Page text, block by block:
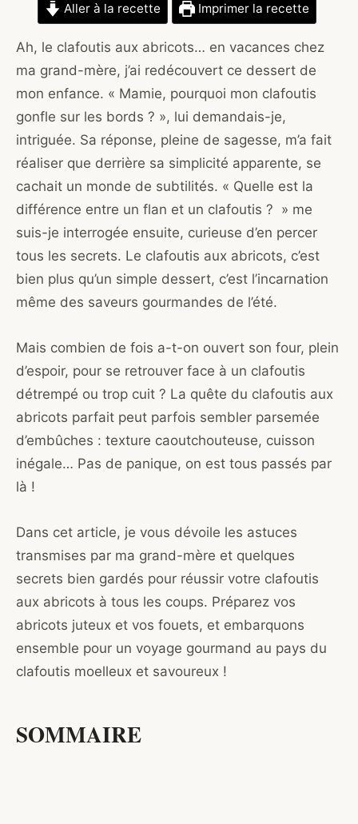
Aller à la recette Imprimer la recette
Ah, le clafoutis aux abricots… en vacances chez
ma grand-mère, j’ai redécouvert ce dessert de
mon enfance. « Mamie, pourquoi mon clafoutis
gonfle sur les bords ? », lui demandais-je,
intriguée. Sa réponse, pleine de sagesse, m’a fait
réaliser que derrière sa simplicité apparente, se
cachait un monde de subtilités. « Quelle est la
différence entre un flan et un clafoutis ? » me
suis-je interrogée ensuite, curieuse d’en percer
tous les secrets. Le clafoutis aux abricots, c’est
bien plus qu’un simple dessert, c’est l’incarnation
même des saveurs gourmandes de l’été.
Mais combien de fois a-t-on ouvert son four, plein
d’espoir, pour se retrouver face à un clafoutis
détrempé ou trop cuit ? La quête du clafoutis aux
abricots parfait peut parfois sembler parsemée
d’embûches : texture caoutchouteuse, cuisson
inégale… Pas de panique, on est tous passés par
là !
Dans cet article, je vous dévoile les astuces
transmises par ma grand-mère et quelques
secrets bien gardés pour réussir votre clafoutis
aux abricots à tous les coups. Préparez vos
abricots juteux et vos fouets, et embarquons
ensemble pour un voyage gourmand au pays du
clafoutis moelleux et savoureux !
SOMMAIRE